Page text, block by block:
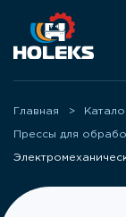
Skip to main
Главная
Прессы для